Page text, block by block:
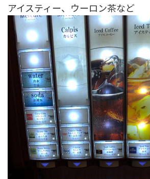
アイスティー、ウーロン茶など